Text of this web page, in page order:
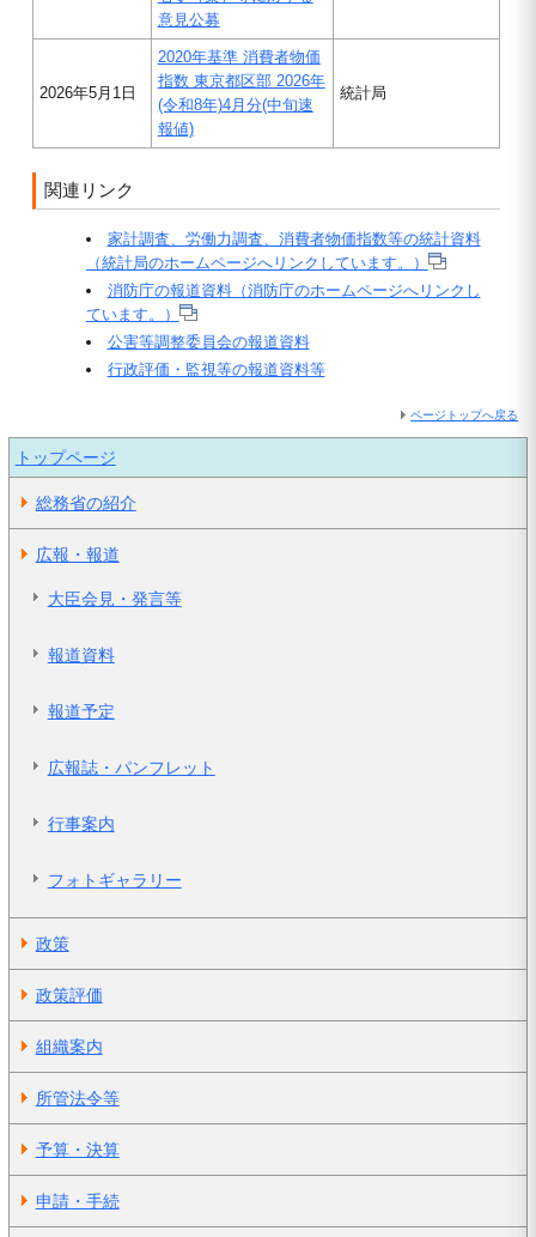
意見公募
2026年5月1日
2020年基準 消費者物価
指数 東京都区部 2026年
(令和8年)4月分(中旬速
報値)
統計局
関連リンク
家計調査、労働力調査、消費者物価指数等の統計資料
（統計局のホームページへリンクしています。）
消防庁の報道資料（消防庁のホームページへリンクし
ています。）
公害等調整委員会の報道資料
行政評価・監視等の報道資料等
ページトップへ戻る
トップページ
総務省の紹介
広報・報道
大臣会見・発言等
報道資料
報道予定
広報誌・パンフレット
行事案内
フォトギャラリー
政策
政策評価
組織案内
所管法令等
予算・決算
申請・手続